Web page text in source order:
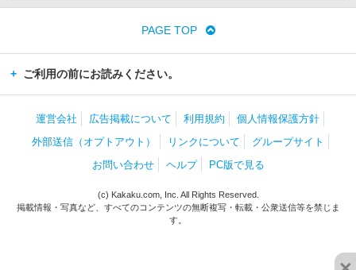
PAGE TOP
ご利用の前にお読みください。
運営会社 広告掲載について 利用規約
個人情報保護方針
外部送信（オプトアウト）
リンクについて
グループサイト
お問い合わせ
ヘルプ PC版で見る
(c) Kakaku.com, Inc. All Rights Reserved.
掲載情報・写真など、すべてのコンテンツの無断複写・転載・公衆送信等を禁じま
す。